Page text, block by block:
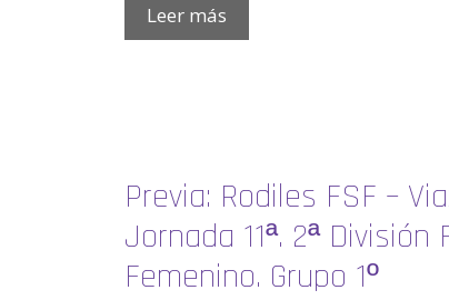
Leer más
Previa: Rodiles FSF –
Jornada 11ª. 2ª División
Femenino. Grupo 1º